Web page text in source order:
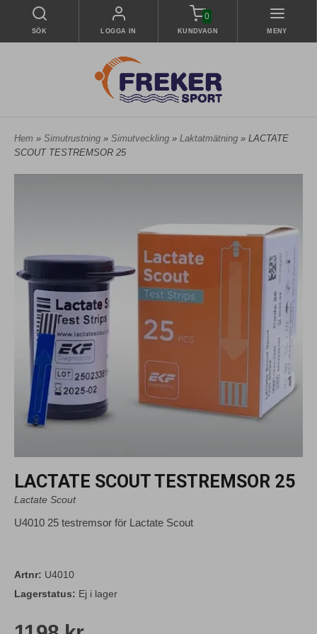
SÖK LOGGA IN
0
KUNDVAGN MENY
Hem » Simutrustning » Simutveckling » Laktatmätning » LACTATE
SCOUT TESTREMSOR 25
LACTATE SCOUT TESTREMSOR 25
Lactate Scout
U4010 25 testremsor för Lactate Scout
Artnr: U4010
Lagerstatus: Ej i lager